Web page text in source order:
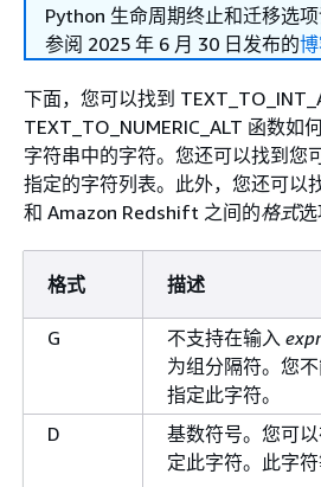
Python 生命周期终止和迁移选
参阅 2025 年 6 月 30 日发布的
下面，您可以找到
TEXT_TO_NUMERIC_ALT 函数如
字符串中的字符。您还可以找到您
指定的字符列表。此外，您还可以
和 Amazon Redshift 之间的格式选
格式 描述
G 不支持在输入
为组分隔符。您
指定此字符。
D
基数符号。您可
定此字符。此字符